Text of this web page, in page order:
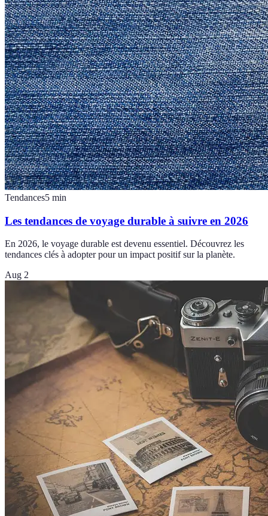
Tendances5 min
Les tendances de voyage durable à suivre en 2026
En 2026, le voyage durable est devenu essentiel. Découvrez les
tendances clés à adopter pour un impact positif sur la planète.
Aug 2